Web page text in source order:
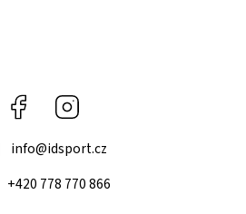
Facebook
info@idsport.cz
+420 778 770 866